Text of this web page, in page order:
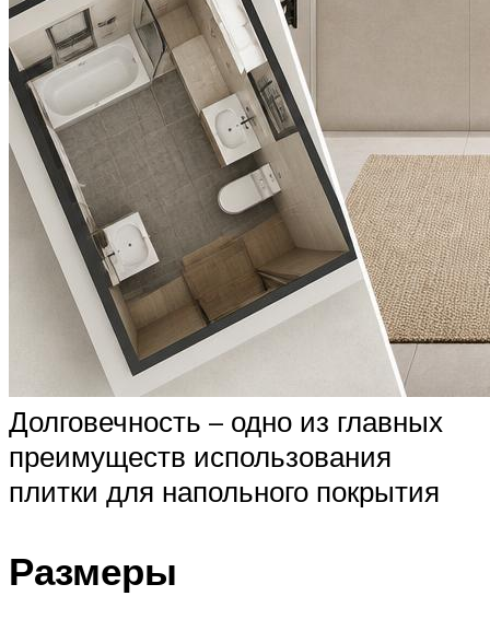
Долговечность – одно из главных
преимуществ использования
плитки для напольного покрытия
Размеры